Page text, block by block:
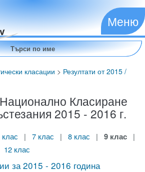
Меню
класации > Резултати от 2015 /
Класиране
2015 - 2016 г.
клас | 7 клас | 8 клас | 9 клас |
12 клас
за 2015 - 2016 година